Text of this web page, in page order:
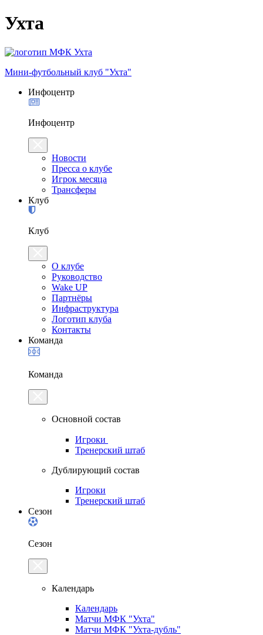
Ухта
Мини-футбольный клуб "Ухта"
Инфоцентр
Инфоцентр
Новости
Пресса о клубе
Игрок месяца
Трансферы
Клуб
Клуб
О клубе
Руководство
Wake UP
Партнёры
Инфраструктура
Логотип клуба
Контакты
Команда
Команда
Основной состав
Игроки
Тренерский штаб
Дублирующий состав
Игроки
Тренерский штаб
Сезон
Сезон
Календарь
Календарь
Матчи МФК "Ухта"
Матчи МФК "Ухта-дубль"